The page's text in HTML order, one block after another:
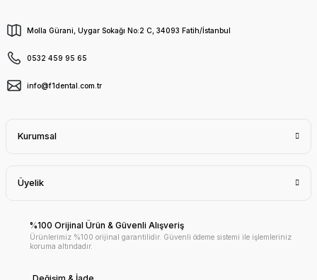
Molla Gürani, Uygar Sokağı No:2 C, 34093 Fatih/İstanbul
0532 459 95 65
info@f1dental.com.tr
Kurumsal
Üyelik
%100 Orijinal Ürün & Güvenli Alışveriş
Ürünlerimiz %100 orijinal garantilidir. Güvenli ödeme sistemi ile işlemleriniz
koruma altındadır.